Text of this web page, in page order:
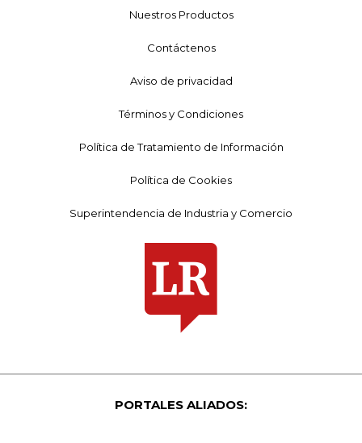
Nuestros Productos
Contáctenos
Aviso de privacidad
Términos y Condiciones
Política de Tratamiento de Información
Política de Cookies
Superintendencia de Industria y Comercio
PORTALES ALIADOS: